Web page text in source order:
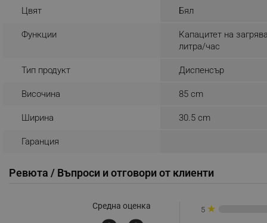
Цвят Бял
Функции
Капацитет на
литра/час
Тип продукт Диспенсър
Височина 85 cm
Ширина 30.5 cm
Гаранция
Ревюта / Въпроси и отговори от клиенти
Средна оценка 5 ★
rlv_mode
rlv_p